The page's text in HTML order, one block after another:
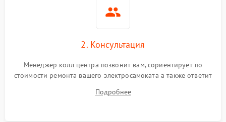
2. Консультация
Менеджер колл центра позвонит вам, сориентирует по
стоимости ремонта вашего электросамоката а также ответит
Подробнее